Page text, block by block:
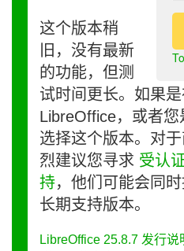
这个版本稍
旧，没有最新
的功能，但测
试时间更长。如果
LibreOffice，或者
选择这个版本。对
烈建议您寻求 受认
持，他们可能会同
长期支持版本。
LibreOffice 25.8.7 发行说